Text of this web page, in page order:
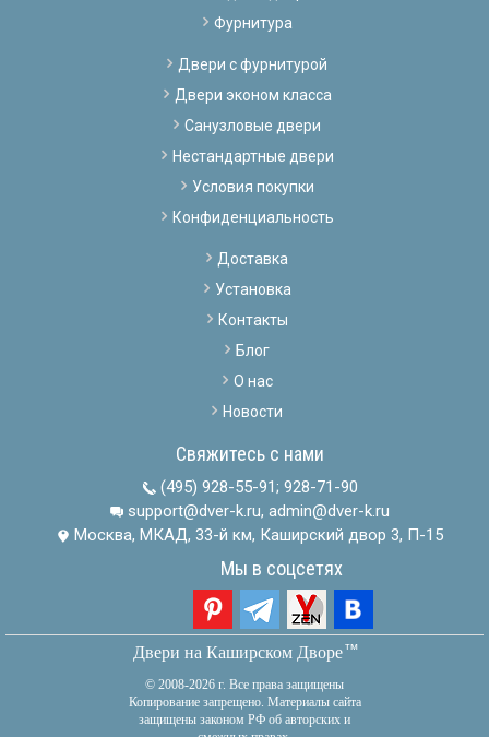
Фурнитура
Двери с фурнитурой
Двери эконом класса
Санузловые двери
Нестандартные двери
Условия покупки
Конфиденциальность
Доставка
Установка
Контакты
Блог
О нас
Новости
Свяжитесь с нами
(495) 928-55-91; 928-71-90
support@dver-k.ru, admin@dver-k.ru
Москва, МКАД, 33-й км, Каширский двор 3, П-15
Мы в соцсетях
Двери на Каширском Дворетм
© 2008-2026 г. Все права защищены
Копирование запрещено. Материалы сайта
защищены законом РФ об авторских и